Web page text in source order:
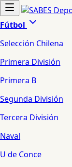
Fútbol
Selección Chilena
Primera División
Primera B
Segunda División
Tercera División
Naval
U de Conce